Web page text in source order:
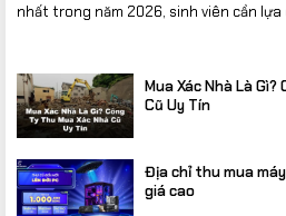
nhất trong năm 2026, sinh viên cần lựa
Mua Xác Nhà Là Gì?
Cũ Uy Tín
Địa chỉ thu mua
giá cao